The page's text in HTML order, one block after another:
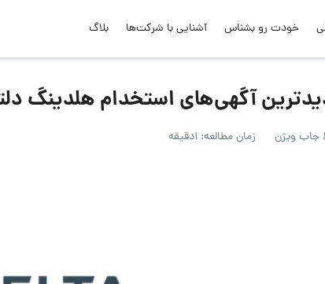
خودت رو بشناس آشنایی با شرکت‌ها بلاگ
آگهی‌های استخدام هلدینگ دلتا | ۱۷ تیر
جاب ویژن زمان مطالعه: 1دقیقه